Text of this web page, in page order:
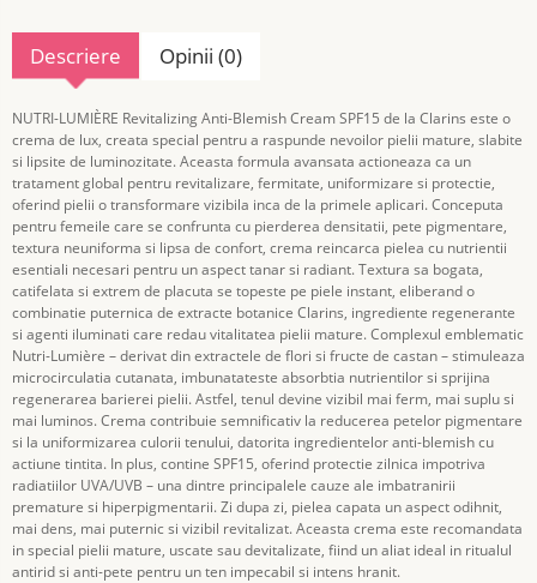
Descriere Opinii (0)
NUTRI-LUMIÈRE Revitalizing Anti-Blemish Cream SPF15 de la Clarins este o
crema de lux, creata special pentru a raspunde nevoilor pielii mature, slabite
si lipsite de luminozitate. Aceasta formula avansata actioneaza ca un
tratament global pentru revitalizare, fermitate, uniformizare si protectie,
oferind pielii o transformare vizibila inca de la primele aplicari. Conceputa
pentru femeile care se confrunta cu pierderea densitatii, pete pigmentare,
textura neuniforma si lipsa de confort, crema reincarca pielea cu nutrientii
esentiali necesari pentru un aspect tanar si radiant. Textura sa bogata,
catifelata si extrem de placuta se topeste pe piele instant, eliberand o
combinatie puternica de extracte botanice Clarins, ingrediente regenerante
si agenti iluminati care redau vitalitatea pielii mature. Complexul emblematic
Nutri-Lumière – derivat din extractele de flori si fructe de castan – stimuleaza
microcirculatia cutanata, imbunatateste absorbtia nutrientilor si sprijina
regenerarea barierei pielii. Astfel, tenul devine vizibil mai ferm, mai suplu si
mai luminos. Crema contribuie semnificativ la reducerea petelor pigmentare
si la uniformizarea culorii tenului, datorita ingredientelor anti-blemish cu
actiune tintita. In plus, contine SPF15, oferind protectie zilnica impotriva
radiatiilor UVA/UVB – una dintre principalele cauze ale imbatranirii
premature si hiperpigmentarii. Zi dupa zi, pielea capata un aspect odihnit,
mai dens, mai puternic si vizibil revitalizat. Aceasta crema este recomandata
in special pielii mature, uscate sau devitalizate, fiind un aliat ideal in ritualul
antirid si anti-pete pentru un ten impecabil si intens hranit.